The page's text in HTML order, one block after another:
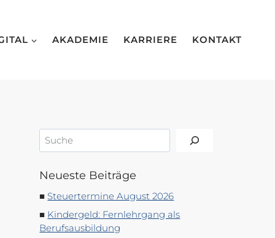
AKADEMIE KARRIERE KONTAKT
Suchen
Neueste Beiträge
Steuertermine August 2026
Kindergeld: Fernlehrgang als
Berufsausbildung